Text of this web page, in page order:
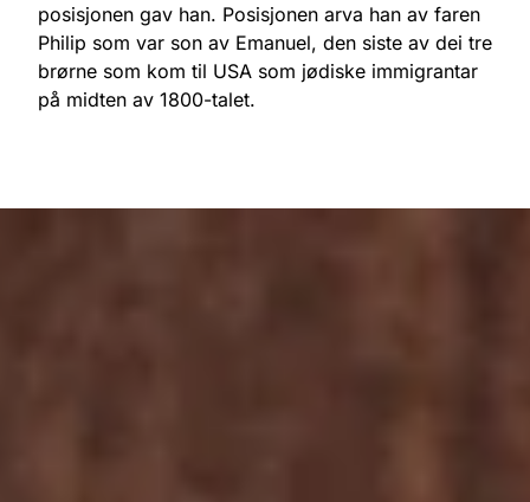
posisjonen gav han. Posisjonen arva han av faren
Philip som var son av Emanuel, den siste av dei tre
brørne som kom til USA som jødiske immigrantar
på midten av 1800-talet.